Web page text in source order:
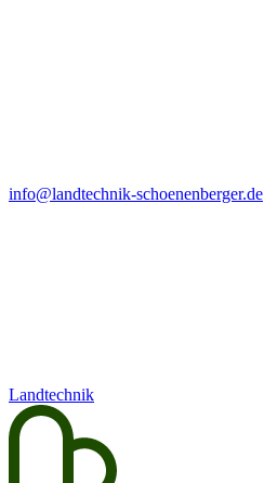
info@landtechnik-schoenenberger.de
Landtechnik